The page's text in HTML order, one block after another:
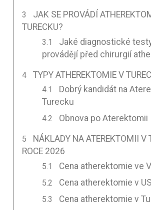
JAK SE PROVÁDÍ
TURECKU?
Jaké diagnostické
provádějí před chirurgií
TYPY ATHEREKTOMIE V
Dobrý kandidát na
Turecku
Obnova po Aterektomii
NÁKLADY NA ATEREKTOMII V
ROCE 2026
Cena atherektomie ve
Cena atherektomie v
Cena atherektomie v